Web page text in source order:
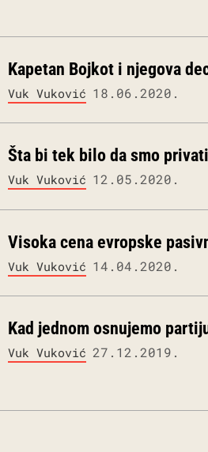
Kapetan Bojkot i njegova
Vuk Vuković 18.06.2020.
Šta bi tek bilo da smo
Vuk Vuković 12.05.2020.
Visoka cena evropske
Vuk Vuković 14.04.2020.
Kad jednom osnujemo
Vuk Vuković 27.12.2019.